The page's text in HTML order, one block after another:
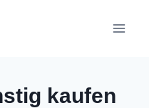
kaufen